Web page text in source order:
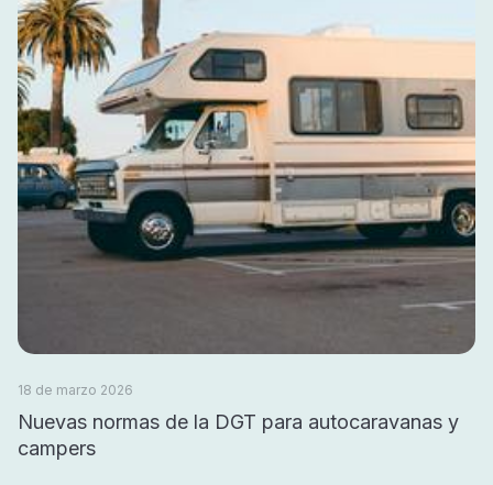
18 de marzo 2026
Nuevas normas de la DGT para autocaravanas y
campers